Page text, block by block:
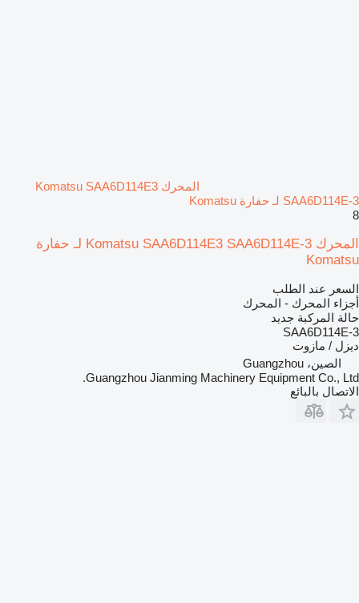
المحرك Komatsu SAA6D114E3
SAA6D114E-3 لـ حفارة Komatsu
8
المحرك Komatsu SAA6D114E3 SAA6D114E-3 لـ حفارة
Komatsu
السعر عند الطلب
أجزاء المحرك - المحرك
حالة المركبة جديد
SAA6D114E-3
ديزل / مازوت
الصين، Guangzhou
Guangzhou Jianming Machinery Equipment Co., Ltd.
الاتصال بالبائع